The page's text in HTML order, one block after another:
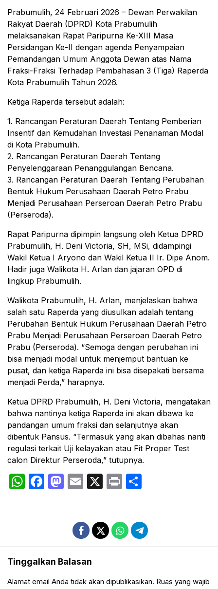
Prabumulih, 24 Februari 2026 – Dewan Perwakilan
Rakyat Daerah (DPRD) Kota Prabumulih
melaksanakan Rapat Paripurna Ke-XIII Masa
Persidangan Ke-II dengan agenda Penyampaian
Pemandangan Umum Anggota Dewan atas Nama
Fraksi-Fraksi Terhadap Pembahasan 3 (Tiga) Raperda
Kota Prabumulih Tahun 2026.
Ketiga Raperda tersebut adalah:
1. Rancangan Peraturan Daerah Tentang Pemberian
Insentif dan Kemudahan Investasi Penanaman Modal
di Kota Prabumulih.
2. Rancangan Peraturan Daerah Tentang
Penyelenggaraan Penanggulangan Bencana.
3. Rancangan Peraturan Daerah Tentang Perubahan
Bentuk Hukum Perusahaan Daerah Petro Prabu
Menjadi Perusahaan Perseroan Daerah Petro Prabu
(Perseroda).
Rapat Paripurna dipimpin langsung oleh Ketua DPRD
Prabumulih, H. Deni Victoria, SH, MSi, didampingi
Wakil Ketua I Aryono dan Wakil Ketua II Ir. Dipe Anom.
Hadir juga Walikota H. Arlan dan jajaran OPD di
lingkup Prabumulih.
Walikota Prabumulih, H. Arlan, menjelaskan bahwa
salah satu Raperda yang diusulkan adalah tentang
Perubahan Bentuk Hukum Perusahaan Daerah Petro
Prabu Menjadi Perusahaan Perseroan Daerah Petro
Prabu (Perseroda). “Semoga dengan perubahan ini
bisa menjadi modal untuk menjemput bantuan ke
pusat, dan ketiga Raperda ini bisa disepakati bersama
menjadi Perda,” harapnya.
Ketua DPRD Prabumulih, H. Deni Victoria, mengatakan
bahwa nantinya ketiga Raperda ini akan dibawa ke
pandangan umum fraksi dan selanjutnya akan
dibentuk Pansus. “Termasuk yang akan dibahas nanti
regulasi terkait Uji kelayakan atau Fit Proper Test
calon Direktur Perseroda,” tutupnya.
WhatsApp
Facebook
Mastodon
Email
X Print
Tinggalkan Balasan
Alamat email Anda tidak akan dipublikasikan. Ruas yang wajib